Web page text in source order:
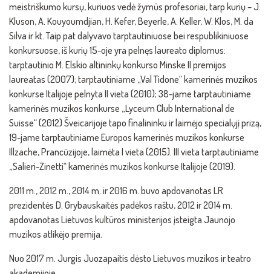
meistriškumo kursų, kuriuos vedė žymūs profesoriai, tarp kurių – J.
Kluson, A. Kouyoumdjian, H. Kefer, Beyerle, A. Keller, W. Klos, M. da
Silva ir kt. Taip pat dalyvavo tarptautiniuose bei respublikiniuose
konkursuose, iš kurių 15-oje yra pelnęs laureato diplomus:
tarptautinio M. Elskio altininkų konkurso Minske II premijos
laureatas (2007); tarptautiniame „Val Tidone“ kamerinės muzikos
konkurse Italijoje pelnyta II vieta (2010); 38-jame tarptautiniame
kamerinės muzikos konkurse „Lyceum Club International de
Suisse“ (2012) Šveicarijoje tapo finalininku ir laimėjo specialųjį prizą,
19-jame tarptautiniame Europos kamerinės muzikos konkurse
Illzache, Prancūzijoje, laimėta I vieta (2015). III vieta tarptautiniame
„Salieri-Zinetti“ kamerinės muzikos konkurse Italijoje (2019).
2011 m., 2012 m., 2014 m. ir 2016 m. buvo apdovanotas LR
prezidentės D. Grybauskaitės padėkos raštu, 2012 ir 2014 m.
apdovanotas Lietuvos kultūros ministerijos įsteigta Jaunojo
muzikos atlikėjo premija.
Nuo 2017 m. Jurgis Juozapaitis dėsto Lietuvos muzikos ir teatro